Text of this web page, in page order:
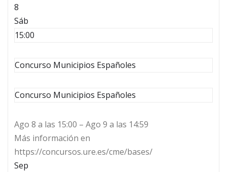
8
Sáb
15:00
Concurso Municipios Españoles
Concurso Municipios Españoles
Ago 8 a las 15:00 – Ago 9 a las 14:59
Más información en
https://concursos.ure.es/cme/bases/
Sep